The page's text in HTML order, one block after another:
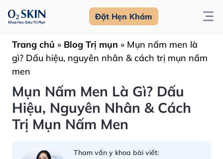
Đặt Hẹn Khám
Trang chủ » Blog Trị mụn » Mụn nấm men là
gì? Dấu hiệu, nguyên nhân & cách trị mụn nấm
men
Mụn Nấm Men Là Gì? Dấu
Hiệu, Nguyên Nhân & Cách
Trị Mụn Nấm Men
Tham vấn y khoa bài viết: